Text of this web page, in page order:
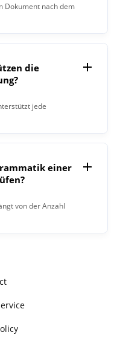
Dokument nach dem
die
jede
einer
von der Anzahl